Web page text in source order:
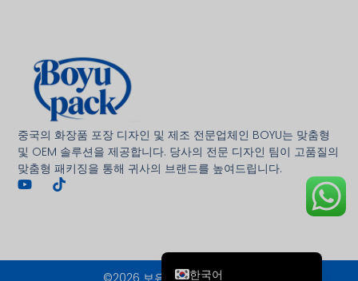
중국의 화장품 포장 디자인 및 제조 전문업체인 BOYU는 맞춤형
및 OEM 솔루션을 제공합니다. 당사의 전문 디자인 팀이 고품질의
맞춤형 패키징을 통해 귀사의 브랜드를 높여드립니다.
한국어
Italiano
日本語